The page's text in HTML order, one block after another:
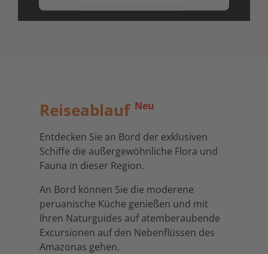
Reiseablauf Neu
Entdecken Sie an Bord der exklusiven
Schiffe die außergewöhnliche Flora und
Fauna in dieser Region.
An Bord können Sie die moderene
peruanische Küche genießen und mit
Ihren Naturguides auf atemberaubende
Excursionen auf den Nebenflüssen des
Amazonas gehen.